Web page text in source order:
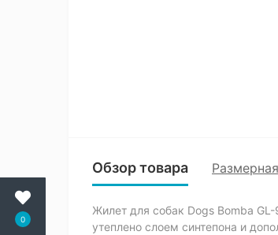
0
Обзор товара
Жилет для собак Dogs Bomba
утеплено слоем синтепона и